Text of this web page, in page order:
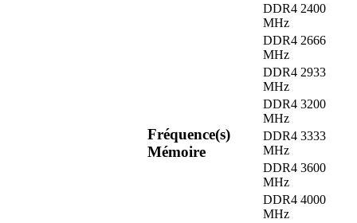
Fréquence(s)
Mémoire
DDR4 2400
MHz
DDR4 2666
MHz
DDR4 2933
MHz
DDR4 3200
MHz
DDR4 3333
MHz
DDR4 3600
MHz
DDR4 4000
MHz